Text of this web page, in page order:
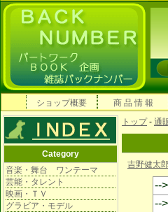
ショップ概要 商 品 情 報
Category
音楽・舞台 ワンテーマ
芸能・タレント
映画・ＴＶ
グラビア・モデル
トップ- 通
吉野健太
-->
-->